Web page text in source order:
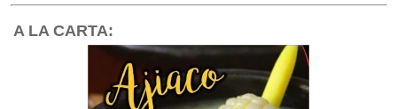
A LA CARTA: